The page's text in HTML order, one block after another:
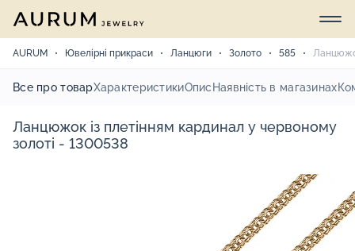
AURUM Ювелірні прикраси Ланцюги Золото 585
Все про товарХарактеристикиОпис Наявність в магазинах
Ланцюжок із плетінням кардинал у червоному
золоті - 1300538